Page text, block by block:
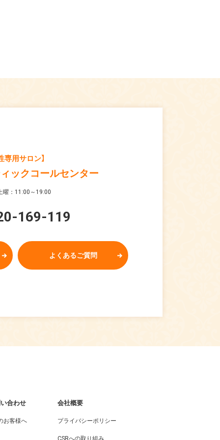
専用サロン】
ックコールセンター
曜：11:00～19:00
169-119
よくあるご質問
合わせ
お客様へ
会社概要
プライバシーポリシー